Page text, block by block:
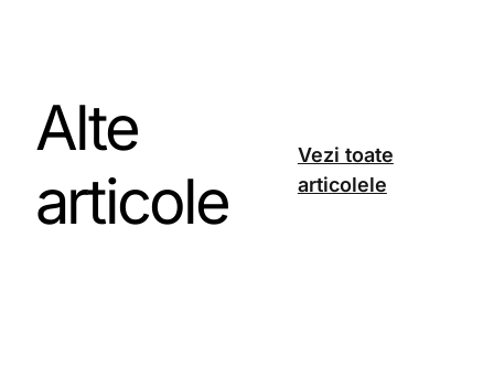
Alte
articole
Vezi toate
articolele